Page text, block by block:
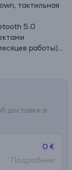
тактильная
5.0
работы)
доставки в
0 €
Подробнее